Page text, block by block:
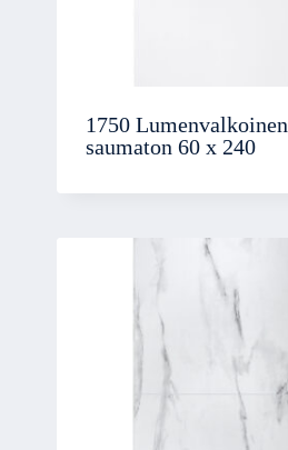
1750 Lumenvalkoinen
saumaton 60 x 240